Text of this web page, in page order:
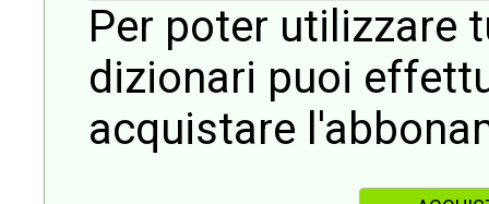
Per poter utilizzare
dizionari puoi
acquistare